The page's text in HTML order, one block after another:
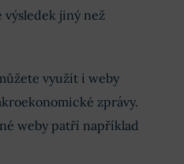
výsledek jiný než
využít i weby
zprávy.
weby patří například